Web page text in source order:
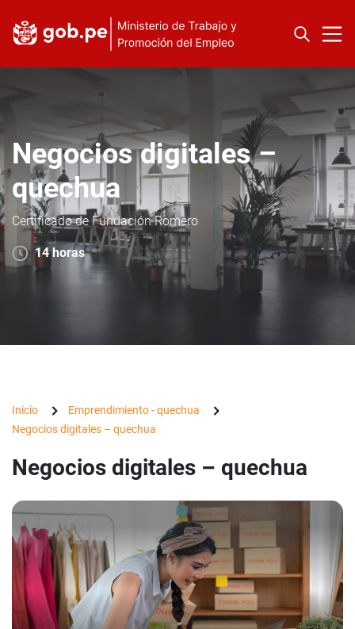
Negocios digitales –
quechua
Certificado de Fundación Romero
14 horas
Inicio
Emprendimiento - quechua
Negocios digitales – quechua
Negocios digitales – quechua